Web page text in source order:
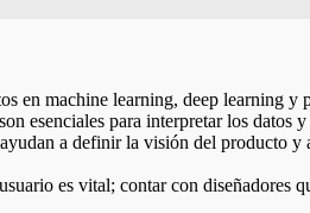
en machine learning, deep learning y
esenciales para interpretar los datos
a definir la visión del producto y
es vital; contar con diseñadores